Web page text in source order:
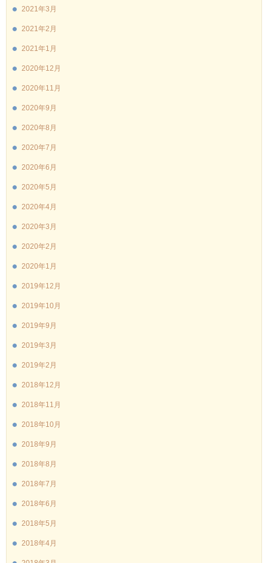
2021年3月
2021年2月
2021年1月
2020年12月
2020年11月
2020年9月
2020年8月
2020年7月
2020年6月
2020年5月
2020年4月
2020年3月
2020年2月
2020年1月
2019年12月
2019年10月
2019年9月
2019年3月
2019年2月
2018年12月
2018年11月
2018年10月
2018年9月
2018年8月
2018年7月
2018年6月
2018年5月
2018年4月